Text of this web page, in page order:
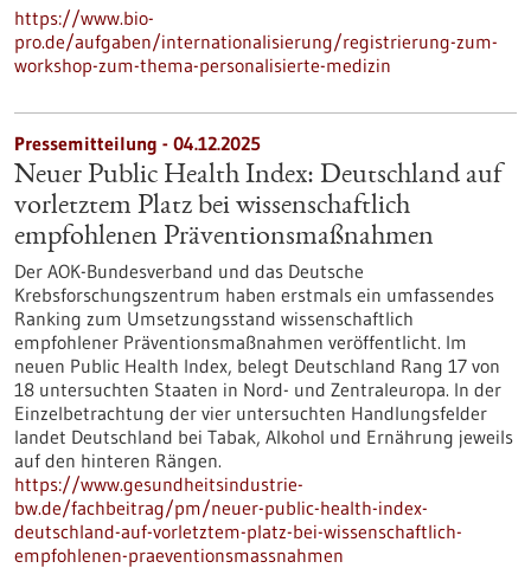
https://www.bio-
pro.de/aufgaben/internationalisierung/registrierung-zum-
workshop-zum-thema-personalisierte-medizin
Pressemitteilung - 04.12.2025
Neuer Public Health Index: Deutschland auf
vorletztem Platz bei wissenschaftlich
empfohlenen Präventionsmaßnahmen
Der AOK-Bundesverband und das Deutsche
Krebsforschungszentrum haben erstmals ein umfassendes
Ranking zum Umsetzungsstand wissenschaftlich
empfohlener Präventionsmaßnahmen veröffentlicht. Im
neuen Public Health Index, belegt Deutschland Rang 17 von
18 untersuchten Staaten in Nord- und Zentraleuropa. In der
Einzelbetrachtung der vier untersuchten Handlungsfelder
landet Deutschland bei Tabak, Alkohol und Ernährung jeweils
auf den hinteren Rängen.
https://www.gesundheitsindustrie-
bw.de/fachbeitrag/pm/neuer-public-health-index-
deutschland-auf-vorletztem-platz-bei-wissenschaftlich-
empfohlenen-praeventionsmassnahmen